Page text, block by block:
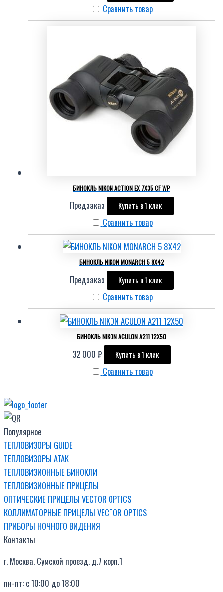
Сравнить товар
БИНОКЛЬ NIKON ACTION EX 7X35 CF WP
Предзаказ Купить в 1 клик
Сравнить товар
БИНОКЛЬ NIKON MONARCH 5 8X42
Предзаказ Купить в 1 клик
Сравнить товар
БИНОКЛЬ NIKON ACULON A211 12X50
32 000 ₽ Купить в 1 клик
Сравнить товар
Популярное
ТЕПЛОВИЗОРЫ GUIDE
ТЕПЛОВИЗОРЫ ATAK
ТЕПЛОВИЗИОННЫЕ БИНОКЛИ
ТЕПЛОВИЗИОННЫЕ ПРИЦЕЛЫ
ОПТИЧЕСКИЕ ПРИЦЕЛЫ VECTOR OPTICS
КОЛЛИМАТОРНЫЕ ПРИЦЕЛЫ VECTOR OPTICS
ПРИБОРЫ НОЧНОГО ВИДЕНИЯ
Контакты
г. Москва. Сумской проезд. д.7 корп.1
пн-пт: с 10:00 до 18:00